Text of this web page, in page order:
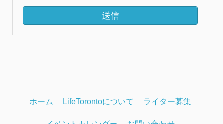
ホーム LifeTorontoについて ライター募集